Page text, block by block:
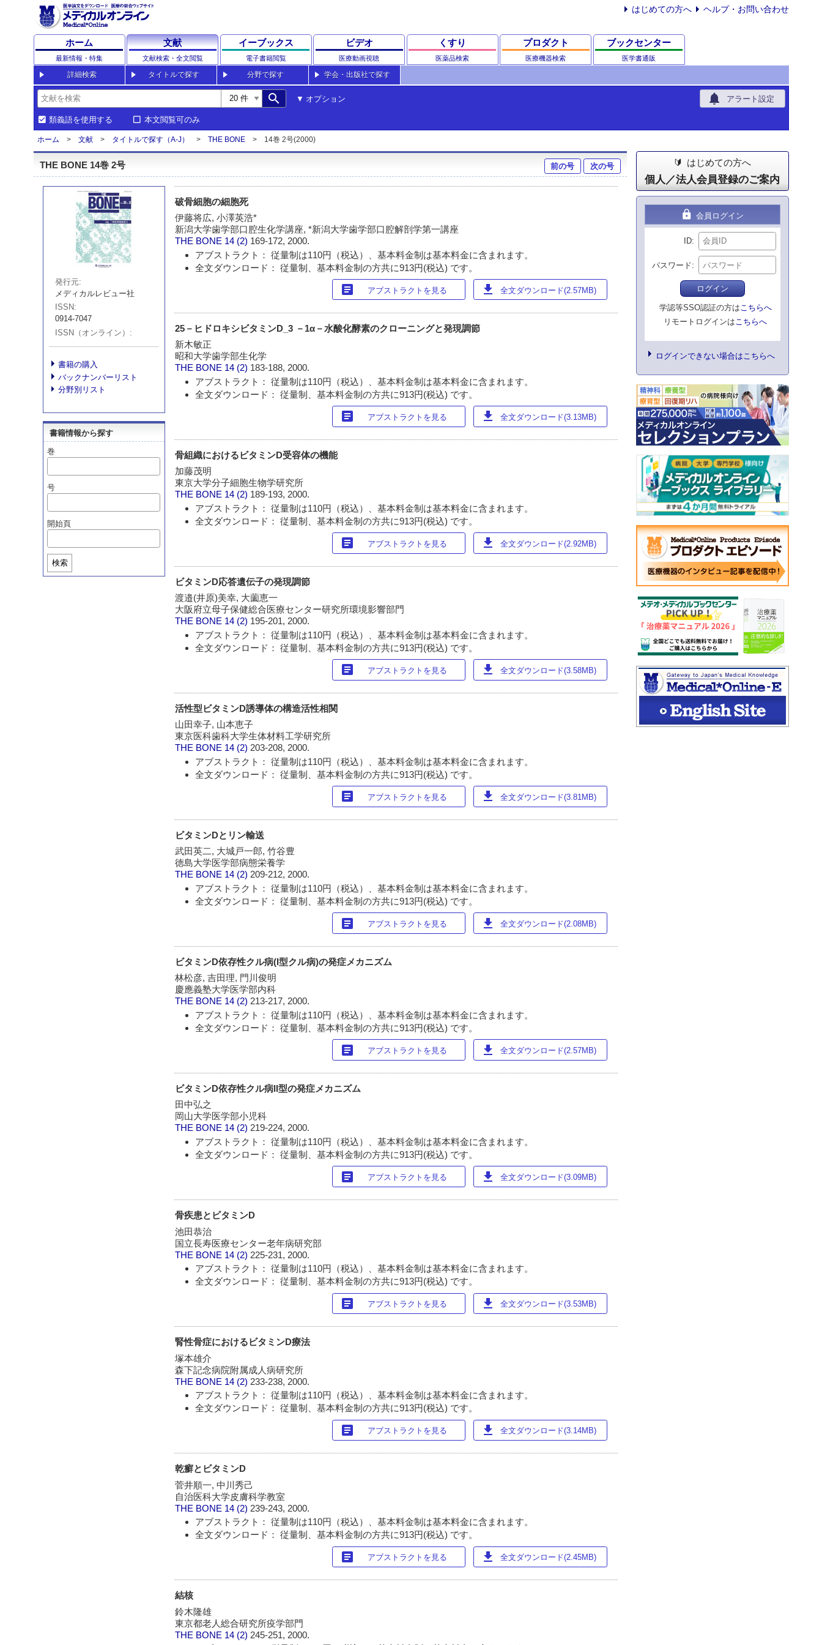
はじめての方へ ヘルプ・お問い合わせ
ホーム
最新情報・特集
文献
文献検索・全文閲覧
イーブックス
電子書籍閲覧
ビデオ
医療動画視聴
くすり
医薬品検索
プロダクト
医療機器検索
ブックセンター
医学書通販
詳細検索 タイトルで探す 分野で探す 学会・出版社で探す
search オプション notifications アラート設定
類義語を使用する 本文閲覧可のみ
ホーム 文献 タイトルで探す（A-J） THE BONE 14巻 2号(2000)
THE BONE 14巻 2号 前の号 次の号
発行元
メディカルレビュー社
ISSN
0914-7047
ISSN（オンライン）
書籍の購入
バックナンバーリスト
分野別リスト
書籍情報から探す
巻
号
開始頁
検索
破骨細胞の細胞死
伊藤将広, 小澤英浩*
新潟大学歯学部口腔生化学講座, *新潟大学歯学部口腔解剖学第一講座
THE BONE 14 (2) 169-172, 2000.
アブストラクト： 従量制は110円（税込）、基本料金制は基本料金に含まれます。
全文ダウンロード： 従量制、基本料金制の方共に913円(税込) です。
article アブストラクトを見る download 全文ダウンロード(2.57MB)
25－ヒドロキシビタミンD_3 －1α－水酸化酵素のクローニングと発現調節
新木敏正
昭和大学歯学部生化学
THE BONE 14 (2) 183-188, 2000.
アブストラクト： 従量制は110円（税込）、基本料金制は基本料金に含まれます。
全文ダウンロード： 従量制、基本料金制の方共に913円(税込) です。
article アブストラクトを見る download 全文ダウンロード(3.13MB)
骨組織におけるビタミンD受容体の機能
加藤茂明
東京大学分子細胞生物学研究所
THE BONE 14 (2) 189-193, 2000.
アブストラクト： 従量制は110円（税込）、基本料金制は基本料金に含まれます。
全文ダウンロード： 従量制、基本料金制の方共に913円(税込) です。
article アブストラクトを見る download 全文ダウンロード(2.92MB)
ビタミンD応答遺伝子の発現調節
渡邉(井原)美幸, 大薗恵一
大阪府立母子保健総合医療センター研究所環境影響部門
THE BONE 14 (2) 195-201, 2000.
アブストラクト： 従量制は110円（税込）、基本料金制は基本料金に含まれます。
全文ダウンロード： 従量制、基本料金制の方共に913円(税込) です。
article アブストラクトを見る download 全文ダウンロード(3.58MB)
活性型ビタミンD誘導体の構造活性相関
山田幸子, 山本恵子
東京医科歯科大学生体材料工学研究所
THE BONE 14 (2) 203-208, 2000.
アブストラクト： 従量制は110円（税込）、基本料金制は基本料金に含まれます。
全文ダウンロード： 従量制、基本料金制の方共に913円(税込) です。
article アブストラクトを見る download 全文ダウンロード(3.81MB)
ビタミンDとリン輸送
武田英二, 大城戸一郎, 竹谷豊
徳島大学医学部病態栄養学
THE BONE 14 (2) 209-212, 2000.
アブストラクト： 従量制は110円（税込）、基本料金制は基本料金に含まれます。
全文ダウンロード： 従量制、基本料金制の方共に913円(税込) です。
article アブストラクトを見る download 全文ダウンロード(2.08MB)
ビタミンD依存性クル病(I型クル病)の発症メカニズム
林松彦, 吉田理, 門川俊明
慶應義塾大学医学部内科
THE BONE 14 (2) 213-217, 2000.
アブストラクト： 従量制は110円（税込）、基本料金制は基本料金に含まれます。
全文ダウンロード： 従量制、基本料金制の方共に913円(税込) です。
article アブストラクトを見る download 全文ダウンロード(2.57MB)
ビタミンD依存性クル病II型の発症メカニズム
田中弘之
岡山大学医学部小児科
THE BONE 14 (2)219-224, 2000.
アブストラクト： 従量制は110円（税込）、基本料金制は基本料金に含まれます。
全文ダウンロード： 従量制、基本料金制の方共に913円(税込) です。
article アブストラクトを見る download 全文ダウンロード(3.09MB)
骨疾患とビタミンD
池田恭治
国立長寿医療センター老年病研究部
THE BONE 14 (2) 225-231, 2000.
アブストラクト： 従量制は110円（税込）、基本料金制は基本料金に含まれます。
全文ダウンロード： 従量制、基本料金制の方共に913円(税込) です。
article アブストラクトを見る download 全文ダウンロード(3.53MB)
腎性骨症におけるビタミンD療法
塚本雄介
森下記念病院附属成人病研究所
THE BONE 14 (2) 233-238, 2000.
アブストラクト： 従量制は110円（税込）、基本料金制は基本料金に含まれます。
全文ダウンロード： 従量制、基本料金制の方共に913円(税込) です。
article アブストラクトを見る download 全文ダウンロード(3.14MB)
乾癬とビタミンD
菅井順一, 中川秀己
自治医科大学皮膚科学教室
THE BONE 14 (2) 239-243, 2000.
アブストラクト： 従量制は110円（税込）、基本料金制は基本料金に含まれます。
全文ダウンロード： 従量制、基本料金制の方共に913円(税込) です。
article アブストラクトを見る download 全文ダウンロード(2.45MB)
結核
鈴木隆雄
東京都老人総合研究所疫学部門
THE BONE 14 (2) 245-251, 2000.
はじめての方へ
個人／法人会員登録のご案内
lock 会員ログイン
ID
パスワード
ログイン
学認等SSO認証の方はこちらへ
リモートログインはこちらへ
ログインできない場合はこちらへ